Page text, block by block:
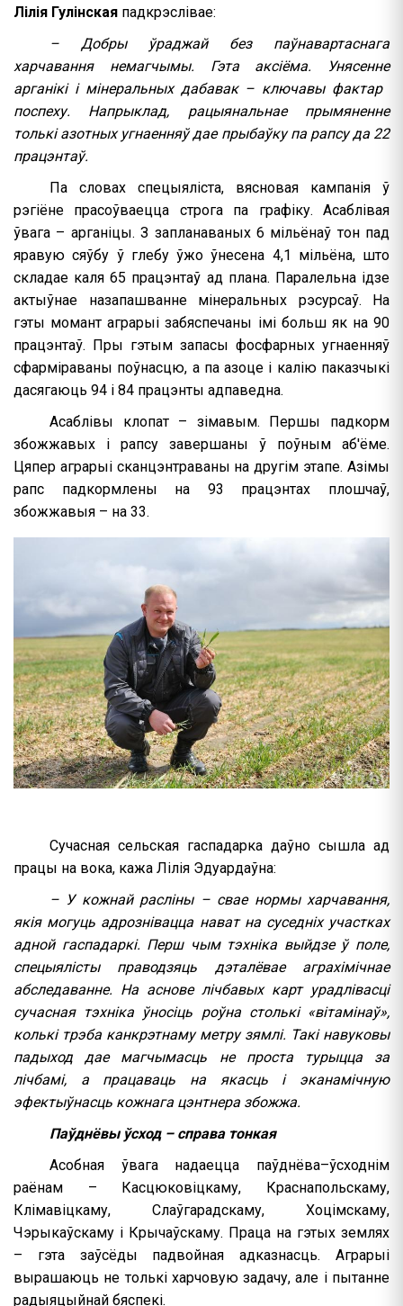
Лілія Гулінская падкрэслівае:
– Добры ўраджай без паўнавартаснага
харчавання немагчымы. Гэта аксіёма. Унясенне
арганікі і мінеральных дабавак – ключавы фактар ​​
поспеху. Напрыклад, рацыянальнае прымяненне
толькі азотных угнаенняў дае прыбаўку па рапсу да 22
працэнтаў.
Па словах спецыяліста, вясновая кампанія ў
рэгіёне прасоўваецца строга па графіку. Асаблівая
ўвага – арганіцы. З запланаваных 6 мільёнаў тон пад
яравую сяўбу ў глебу ўжо ўнесена 4,1 мільёна, што
складае каля 65 працэнтаў ад плана. Паралельна ідзе
актыўнае назапашванне мінеральных рэсурсаў. На
гэты момант аграрыі забяспечаны імі больш як на 90
працэнтаў. Пры гэтым запасы фосфарных угнаенняў
сфарміраваны поўнасцю, а па азоце і калію паказчыкі
дасягаюць 94 ​​і 84 працэнты адпаведна.
Асаблівы клопат – зімавым. Першы падкорм
збожжавых і рапсу завершаны ў поўным аб'ёме.
Цяпер аграрыі сканцэнтраваны на другім этапе. Азімы
рапс падкормлены на 93 працэнтах плошчаў,
збожжавыя – на 33.
Сучасная сельская гаспадарка даўно сышла ад
працы на вока, кажа Лілія Эдуардаўна:
– У кожнай расліны – свае нормы харчавання,
якія могуць адрознівацца нават на суседніх участках
адной гаспадаркі. Перш чым тэхніка выйдзе ў поле,
спецыялісты праводзяць дэталёвае аграхімічнае
абследаванне. На аснове лічбавых карт урадлівасці
сучасная тэхніка ўносіць роўна столькі «вітамінаў»,
колькі трэба канкрэтнаму метру зямлі. Такі навуковы
падыход дае магчымасць не проста турыцца за
лічбамі, а працаваць на якасць і эканамічную
эфектыўнасць кожнага цэнтнера збожжа.
Паўднёвы ўсход – справа тонкая
Асобная ўвага надаецца паўднёва–ўсходнім
раёнам – Касцюковіцкаму, Краснапольскаму,
Клімавіцкаму, Слаўгарадскаму, Хоцімскаму,
Чэрыкаўскаму і Крычаўскаму. Праца на гэтых землях
– гэта заўсёды падвойная адказнасць. Аграрыі
вырашаюць не толькі харчовую задачу, але і пытанне
радыяцыйнай бяспекі.